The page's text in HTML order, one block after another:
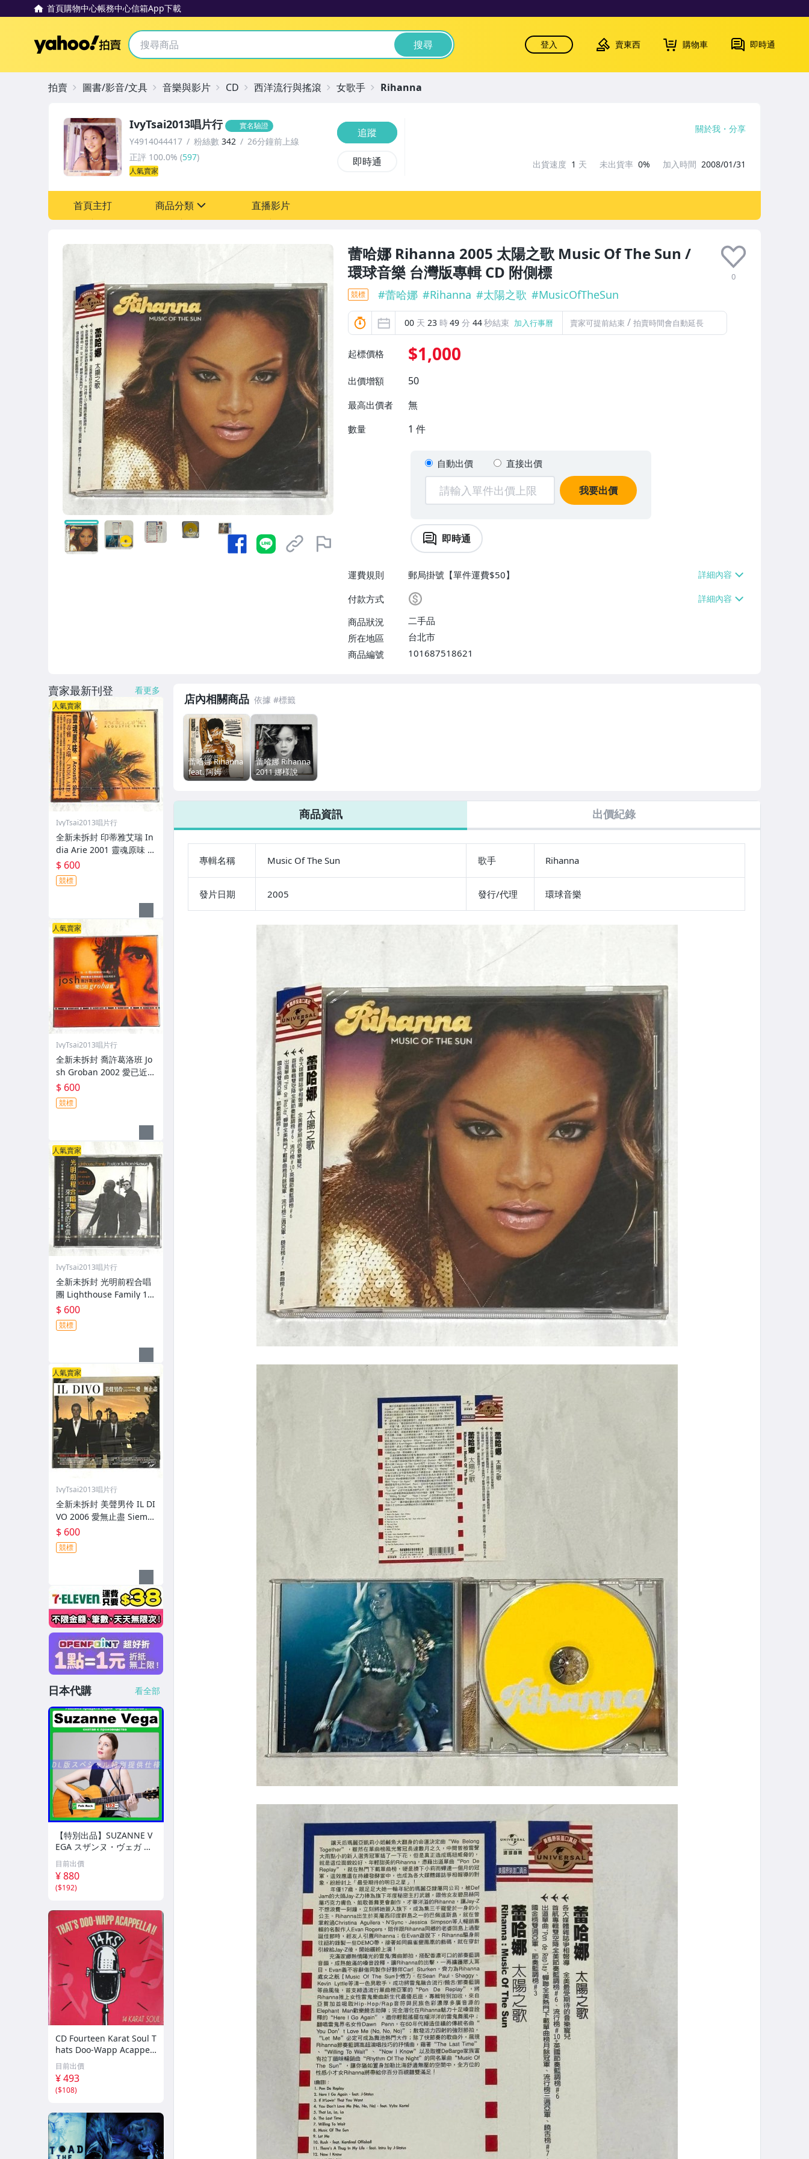
首頁購物中心帳務中心信箱App下載
Yahoo拍賣 搜尋 登入 賣東西 購物車 即時通
蕾哈娜 Rihanna 2005 太陽之歌 Music Of The Sun /
環球音樂 台灣版專輯 CD 附側標
0
競標 #蕾哈娜 #Rihanna #太陽之歌 #MusicOfTheSun
00 天 23 時49 分 42秒結束 加入行事曆 賣家可提前結束 / 拍賣時間會自動延長
起標價格 $1,000
出價增額 50
最高出價者 無
數量 1 件
自動出價 直接出價
我要出價
即時通
運費規則
郵局掛號【單件運費$50】
付款方式
商品狀況
二手品
所在地區
台北市
商品編號
101687518621
IvyTsai2013唱片行 實名驗證
Y4914044417 粉絲數 342
26分鐘前上線
正評 100.0% (597)
人氣賣家
追蹤
即時通
關於我 分享
出貨速度 1 天 未出貨率 0% 加入時間 2008/01/31
首頁主打 商品分類
古董、藝術與礦石
偶像、球員卡與郵幣
男性精品與服飾
手錶與飾品配件
電玩遊戲與主機
直播影片
拍賣 圖書/影音/文具 音樂與影片 CD 西洋流行與搖滾 女歌手 Rihanna
店內相關商品
蕾哈娜 Rihanna
feat. 阿姆
Eminem 2012
Unapologetic
CD+DVD 附歌詞
蕾哈娜 Rihanna
2011 娜樣說
Talk That Talk
環球音樂 台灣精
裝版專輯 CD 附
側標 歌詞 海報
明信片
商品資訊 出價紀錄
專輯名稱 Music Of The Sun 歌手 Rihanna
發片日期 2005 發行/代理 環球音樂
賣家最新刊登 看更多
人氣賣家
IvyTsai2013唱片行
全新未拆封 印蒂雅艾瑞 In
dia Arie 2001 靈魂原味 A
coustic Soul / 福茂唱片
台灣版專輯 CD / 附側標 歌
詞 環狀封條
$ 600
競標
人氣賣家
IvyTsai2013唱片行
全新未拆封 喬許葛洛班 Jo
sh Groban 2002 愛已近 C
loser / 華納音樂 台灣版專
輯 CD / 附側標 歌詞 環狀
封條
$ 600
競標
人氣賣家
IvyTsai2013唱片行
全新未拆封 光明前程合唱
團 Lighthouse Family 19
97 來自天堂的明信片 Post
cards From Heaven 台灣
版專輯 CD 附側標
$ 600
競標
人氣賣家
IvyTsai2013唱片行
全新未拆封 美聲男伶 IL DI
VO 2006 愛無止盡 Siemp
re / 新力博德曼 台灣紙盒
版專輯 CD 附中文歌詞
$ 600
競標
日本代購 看全部
【特別出品】SUZANNE V
EGA スザンヌ・ヴェガ 精
選集 100歌 音楽DL(MP3C
D)☆
目前出價
¥ 880
($192)
CD Fourteen Karat Soul T
hats Doo-Wapp Acappell
a PCCY00374 Canyon Int
ernational /00110
目前出價
¥ 493
($108)